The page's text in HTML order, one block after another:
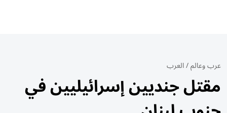
عرب وعالم/العرب
مقتل جنديين إسرائيليين في